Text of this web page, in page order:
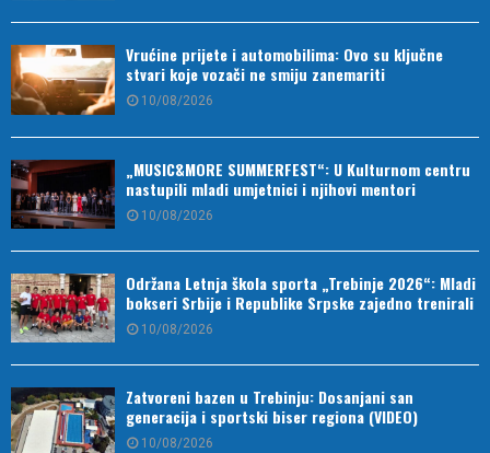
Vrućine prijete i automobilima: Ovo su ključne
stvari koje vozači ne smiju zanemariti
10/08/2026
„MUSIC&MORE SUMMERFEST“: U Kulturnom centru
nastupili mladi umjetnici i njihovi mentori
10/08/2026
Održana Letnja škola sporta „Trebinje 2026“: Mladi
bokseri Srbije i Republike Srpske zajedno trenirali
10/08/2026
Zatvoreni bazen u Trebinju: Dosanjani san
generacija i sportski biser regiona (VIDEO)
10/08/2026